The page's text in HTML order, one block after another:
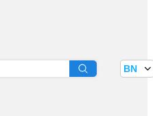
বাতায়ন BN